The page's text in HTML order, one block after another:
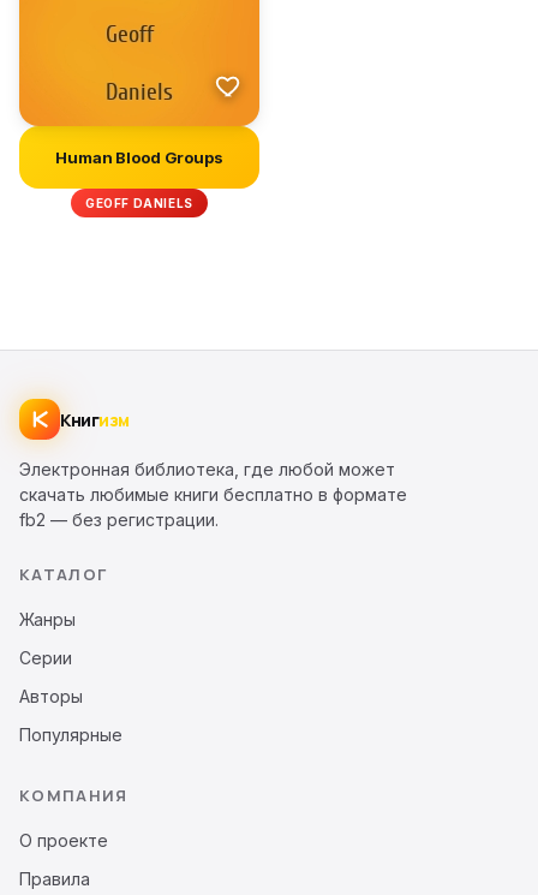
Human Blood Groups
GEOFF DANIELS
Книгизм
Электронная библиотека, где любой может
скачать любимые книги бесплатно в формате
fb2 — без регистрации.
КАТАЛОГ
Жанры
Серии
Авторы
Популярные
КОМПАНИЯ
О проекте
Правила